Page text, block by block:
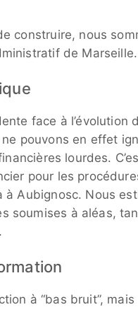
construire, nous
de Marseille.
face à l’évolution
pouvons en effet
lourdes.
pour les
à Aubignosc. Nous
soumises à aléas,
à “bas bruit”,